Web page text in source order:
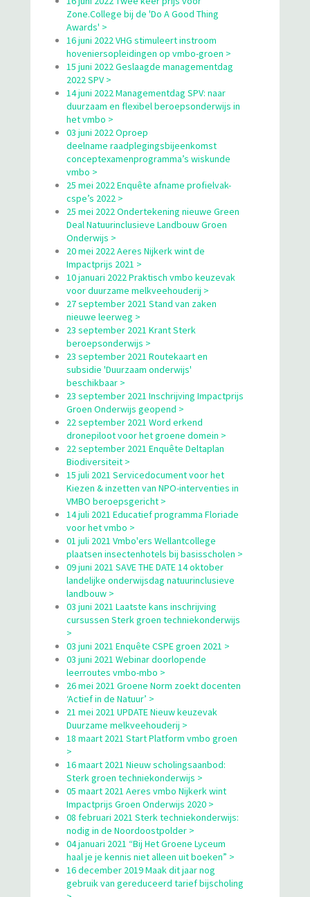
Zone.College bij de 'Do A Good Thing
Awards' >
16 juni 2022 VHG stimuleert instroom
hoveniersopleidingen op vmbo-groen >
15 juni 2022 Geslaagde managementdag
2022 SPV >
14 juni 2022 Managementdag SPV: naar
duurzaam en flexibel beroepsonderwijs in
het vmbo >
03 juni 2022 Oproep
deelname raadplegingsbijeenkomst
conceptexamenprogramma’s wiskunde
vmbo >
25 mei 2022 Enquête afname profielvak-
cspe’s 2022 >
25 mei 2022 Ondertekening nieuwe Green
Deal Natuurinclusieve Landbouw Groen
Onderwijs >
20 mei 2022 Aeres Nijkerk wint de
Impactprijs 2021 >
10 januari 2022 Praktisch vmbo keuzevak
voor duurzame melkveehouderij >
27 september 2021 Stand van zaken
nieuwe leerweg >
23 september 2021 Krant Sterk
beroepsonderwijs >
23 september 2021 Routekaart en
subsidie 'Duurzaam onderwijs'
beschikbaar >
23 september 2021 Inschrijving Impactprijs
Groen Onderwijs geopend >
22 september 2021 Word erkend
dronepiloot voor het groene domein >
22 september 2021 Enquête Deltaplan
Biodiversiteit >
15 juli 2021 Servicedocument voor het
Kiezen & inzetten van NPO-interventies in
VMBO beroepsgericht >
14 juli 2021 Educatief programma Floriade
voor het vmbo >
01 juli 2021 Vmbo'ers Wellantcollege
plaatsen insectenhotels bij basisscholen >
09 juni 2021 SAVE THE DATE 14 oktober
landelijke onderwijsdag natuurinclusieve
landbouw >
03 juni 2021 Laatste kans inschrijving
cursussen Sterk groen techniekonderwijs
>
03 juni 2021 Enquête CSPE groen 2021 >
03 juni 2021 Webinar doorlopende
leerroutes vmbo-mbo >
26 mei 2021 Groene Norm zoekt docenten
‘Actief in de Natuur’ >
21 mei 2021 UPDATE Nieuw keuzevak
Duurzame melkveehouderij >
18 maart 2021 Start Platform vmbo groen
>
16 maart 2021 Nieuw scholingsaanbod:
Sterk groen techniekonderwijs >
05 maart 2021 Aeres vmbo Nijkerk wint
Impactprijs Groen Onderwijs 2020 >
08 februari 2021 Sterk techniekonderwijs:
nodig in de Noordoostpolder >
04 januari 2021 “Bij Het Groene Lyceum
haal je je kennis niet alleen uit boeken” >
16 december 2019 Maak dit jaar nog
gebruik van gereduceerd tarief bijscholing